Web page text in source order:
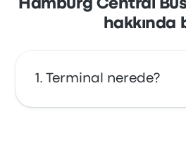
Hamburg Central
hakkında
Terminal nerede?